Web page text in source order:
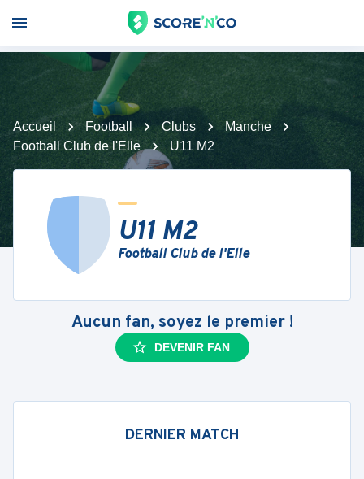
Accueil Football Clubs
Manche
Football Club de l'Elle
U11 M2
U11 M2
Football Club de l'Elle
Aucun fan, soyez le premier !
DEVENIR FAN
DERNIER MATCH